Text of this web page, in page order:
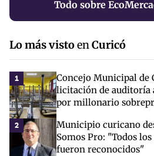
Todo sobre
Lo más vistoenCuricó
1
Concejo Municipal de
licitación de auditoría
por millonario
2
Municipio curicano
Somos Pro: "Todos
fueron reconocidos"